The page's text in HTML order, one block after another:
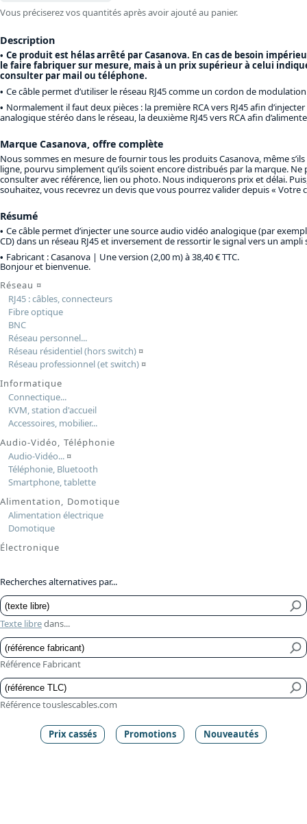
Vous préciserez vos quantités après avoir ajouté au panier.
Description
Ce produit est hélas arrêté par Casanova. En cas de besoin
le faire fabriquer sur mesure, mais à un prix supérieur à celui
consulter par mail ou téléphone.
Ce câble permet d’utiliser le réseau RJ45 comme un cordon de
Normalement il faut deux pièces : la première RCA vers RJ45 afin
analogique stéréo dans le réseau, la deuxième RJ45 vers RCA afin
Marque Casanova, offre complète
Nous sommes en mesure de fournir tous les produits Casanova, même
ligne, pourvu simplement qu’ils soient encore distribués par la marque. Ne
consulter avec référence, lien ou photo. Nous indiquerons prix et délai.
souhaitez, vous recevrez un devis que vous pourrez valider depuis « Votre
Résumé
Ce câble permet d’injecter une source audio vidéo analogique (par
CD) dans un réseau RJ45 et inversement de ressortir le signal vers un ampli
Fabricant : Casanova | Une version (2,00 m) à 38,40 € TTC.
Bonjour et bienvenue.
Réseau ¤
RJ45 : câbles, connecteurs
Fibre optique
BNC
Réseau personnel...
Réseau résidentiel (hors switch)¤
Réseau professionnel (et switch)¤
Informatique
Connectique...
KVM, station d'accueil
Accessoires, mobilier...
Audio-Vidéo, Téléphonie
Audio-Vidéo...¤
Téléphonie, Bluetooth
Smartphone, tablette
Alimentation, Domotique
Alimentation électrique
Domotique
Électronique
Recherches alternatives par...
Texte libredans...
Référence Fabricant
Référence touslescables.com
Prix cassés Promotions Nouveautés